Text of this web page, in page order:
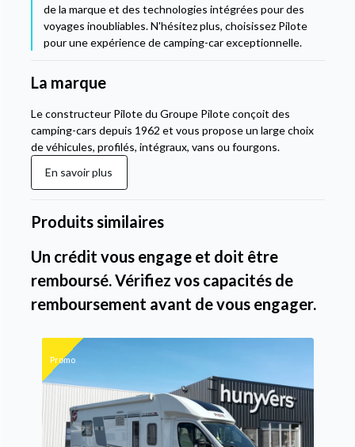
de la marque et des technologies intégrées pour des
voyages inoubliables. N'hésitez plus, choisissez Pilote
pour une expérience de camping-car exceptionnelle.
La marque
Le constructeur Pilote du Groupe Pilote conçoit des
camping-cars depuis 1962 et vous propose un large choix
de véhicules, profilés, intégraux, vans ou fourgons.
En savoir plus
Produits similaires
Un crédit vous engage et doit être
remboursé. Vérifiez vos capacités de
remboursement avant de vous engager.
Promo